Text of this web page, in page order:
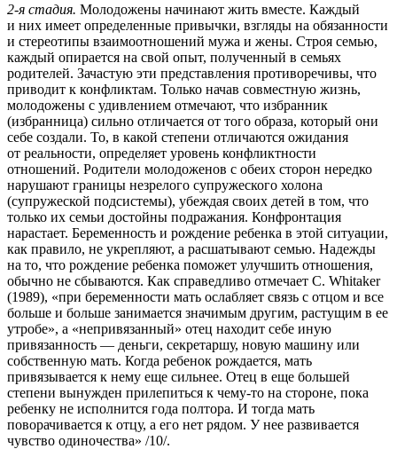
2-я стадия. Молодожены начинают жить вместе. Каждый
и них имеет определенные привычки, взгляды на обязанности
и стереотипы взаимоотношений мужа и жены. Строя семью,
каждый опирается на свой опыт, полученный в семьях
родителей. Зачастую эти представления противоречивы, что
приводит к конфликтам. Только начав совместную жизнь,
молодожены с удивлением отмечают, что избранник
(избранница) сильно отличается от того образа, который они
себе создали. То, в какой степени отличаются ожидания
от реальности, определяет уровень конфликтности
отношений. Родители молодоженов с обеих сторон нередко
нарушают границы незрелого супружеского холона
(супружеской подсистемы), убеждая своих детей в том, что
только их семьи достойны подражания. Конфронтация
нарастает. Беременность и рождение ребенка в этой ситуации,
как правило, не укрепляют, а расшатывают семью. Надежды
на то, что рождение ребенка поможет улучшить отношения,
обычно не сбываются. Как справедливо отмечает С. Whitaker
(1989), «при беременности мать ослабляет связь с отцом и все
больше и больше занимается значимым другим, растущим в ее
утробе», а «непривязанный» отец находит себе иную
привязанность — деньги, секретаршу, новую машину или
собственную мать. Когда ребенок рождается, мать
привязывается к нему еще сильнее. Отец в еще большей
степени вынужден прилепиться к чему-то на стороне, пока
ребенку не исполнится года полтора. И тогда мать
поворачивается к отцу, а его нет рядом. У нее развивается
чувство одиночества» /10/.